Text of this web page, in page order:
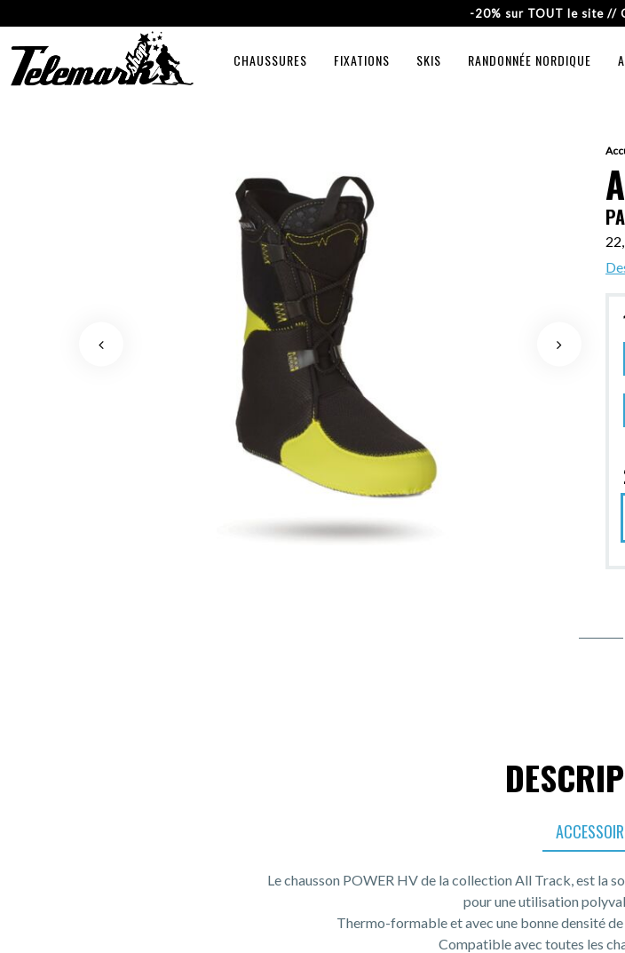
-20% sur TOUT le site //
CHAUSSURES FIXATIONS SKIS RANDONNÉE NORDIQUE
Le chausson POWER HV de la collection All Track, est la
pour une utilisation
Thermo-formable et avec une bonne densité
Compatible avec toutes les